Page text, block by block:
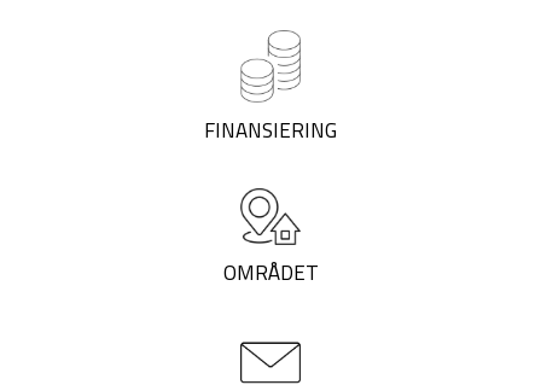
FINANSIERING
OMRÅDET